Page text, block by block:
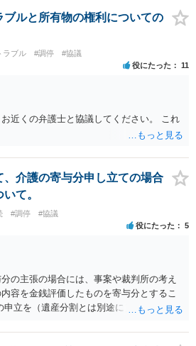
男に聞くと「面会は出来ない。俺は携帯電
っている」「母の話は聞かなくて良い」と
電話でも「食事に毒が入っている」「体
等、おかしかったです。 当時の診療記
録を取得して 弁護士に面談で相談された
ブルと所有物の権利についての
ラブル #調停 #協議
役にたった 11
近くの弁護士と協議してください。 これ
、介護の寄与分申し立ての場合
て。
#調停 #協議
役にたった 5
の主張の場合には、事案や裁判所の考え
容を金銭評価したものを寄与分とするこ
申立を（遺産分割とは別途に）して、その
ます。 ただ、前提として、遺産分割はし